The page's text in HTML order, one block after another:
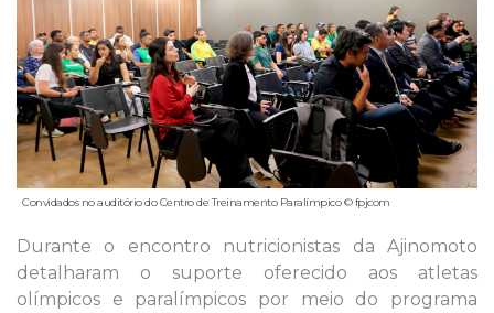
Convidados no auditório do Centro de Treinamento Paralímpico © fpjcom
Durante o encontro nutricionistas da Ajinomoto
detalharam o suporte oferecido aos atletas
olímpicos e paralímpicos por meio do programa